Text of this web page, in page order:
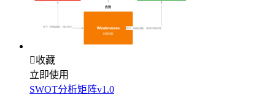
收藏
立即使用
SWOT分析矩阵v1.0